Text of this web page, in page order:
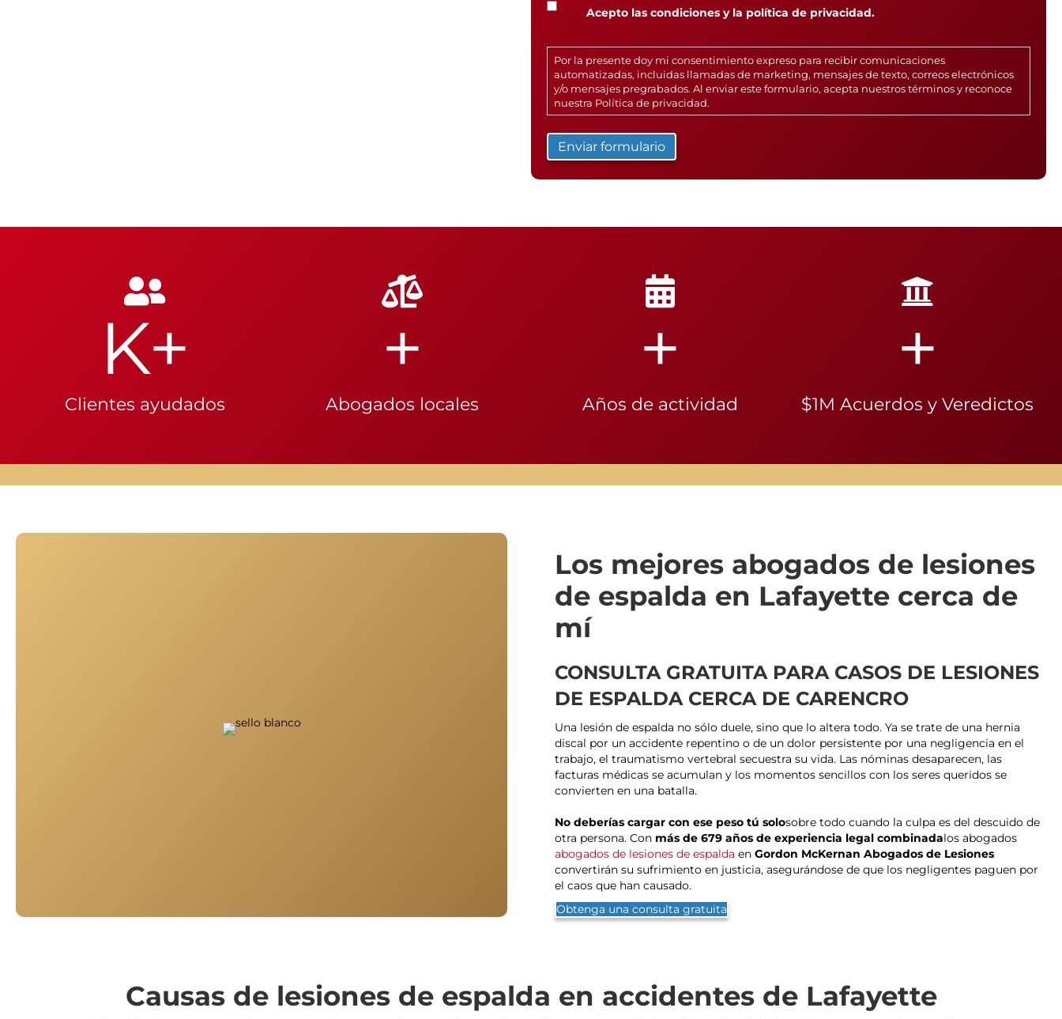
Acepto las condiciones y la política de privacidad.
Por la presente doy mi consentimiento expreso para recibir comunicaciones
automatizadas, incluidas llamadas de marketing, mensajes de texto, correos electrónicos
y/o mensajes pregrabados. Al enviar este formulario, acepta nuestros términos y reconoce
nuestra Política de privacidad.
K+
Clientes ayudados
+
Abogados locales
+
Años de actividad
+
$1M Acuerdos y Veredictos
Los mejores abogados de lesiones
de espalda en Lafayette cerca de
mí
CONSULTA GRATUITA PARA CASOS DE LESIONES
DE ESPALDA CERCA DE CARENCRO
Una lesión de espalda no sólo duele, sino que lo altera todo. Ya se trate de una hernia
discal por un accidente repentino o de un dolor persistente por una negligencia en el
trabajo, el traumatismo vertebral secuestra su vida. Las nóminas desaparecen, las
facturas médicas se acumulan y los momentos sencillos con los seres queridos se
convierten en una batalla.
No deberías cargar con ese peso tú solosobre todo cuando la culpa es del descuido de
otra persona. Con más de 679 años de experiencia legal combinadalos abogados
abogados de lesiones de espalda en Gordon McKernan Abogados de Lesiones
convertirán su sufrimiento en justicia, asegurándose de que los negligentes paguen por
el caos que han causado.
Obtenga una consulta gratuita
Causas de lesiones de espalda en accidentes de Lafayette